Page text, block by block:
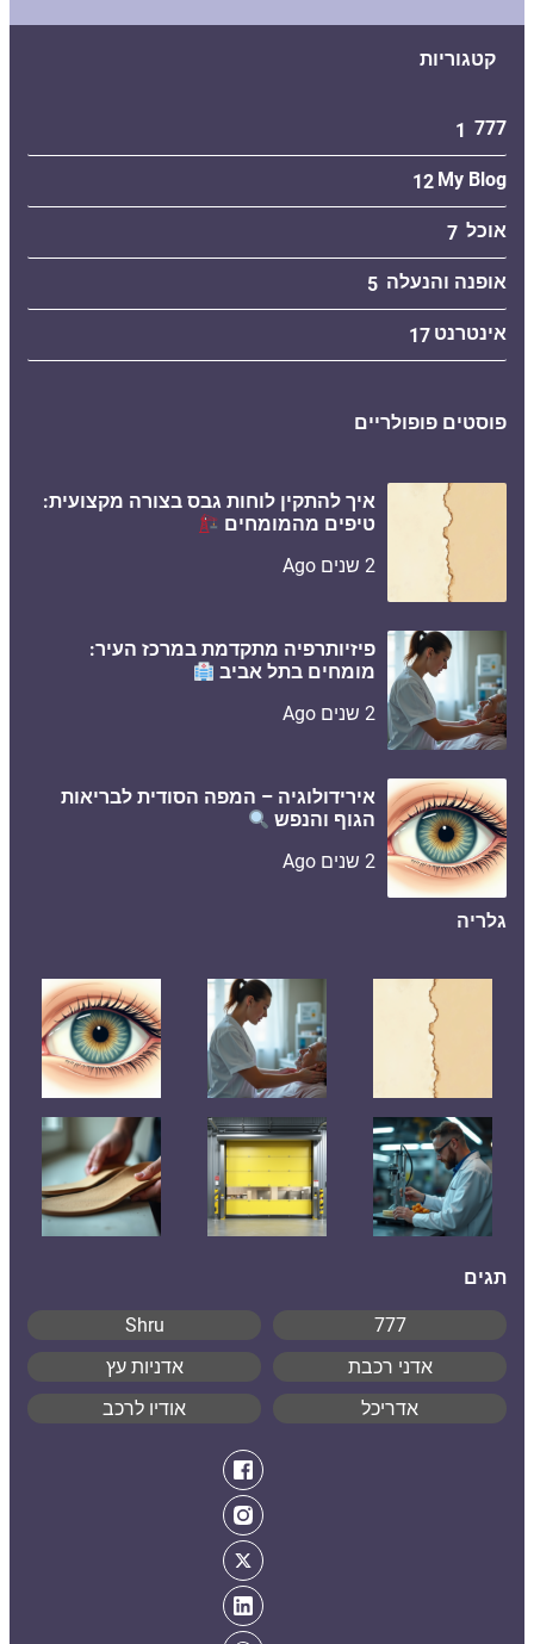
קטגוריות
777
1
My Blog
12
אוכל 7
אופנה והנעלה 5
אינטרנט 17
פוסטים פופולריים
איך להתקין לוחות גבס בצורה מקצועית:
טיפים מהמומחים
2 שנים Ago
פיזיותרפיה מתקדמת במרכז העיר:
מומחים בתל אביב
2 שנים Ago
אירידולוגיה – המפה הסודית לבריאות
הגוף והנפש
2 שנים Ago
גלריה
תגים
777
Shru
אדני רכבת
אדניות עץ
אדריכל
אודיו לרכב